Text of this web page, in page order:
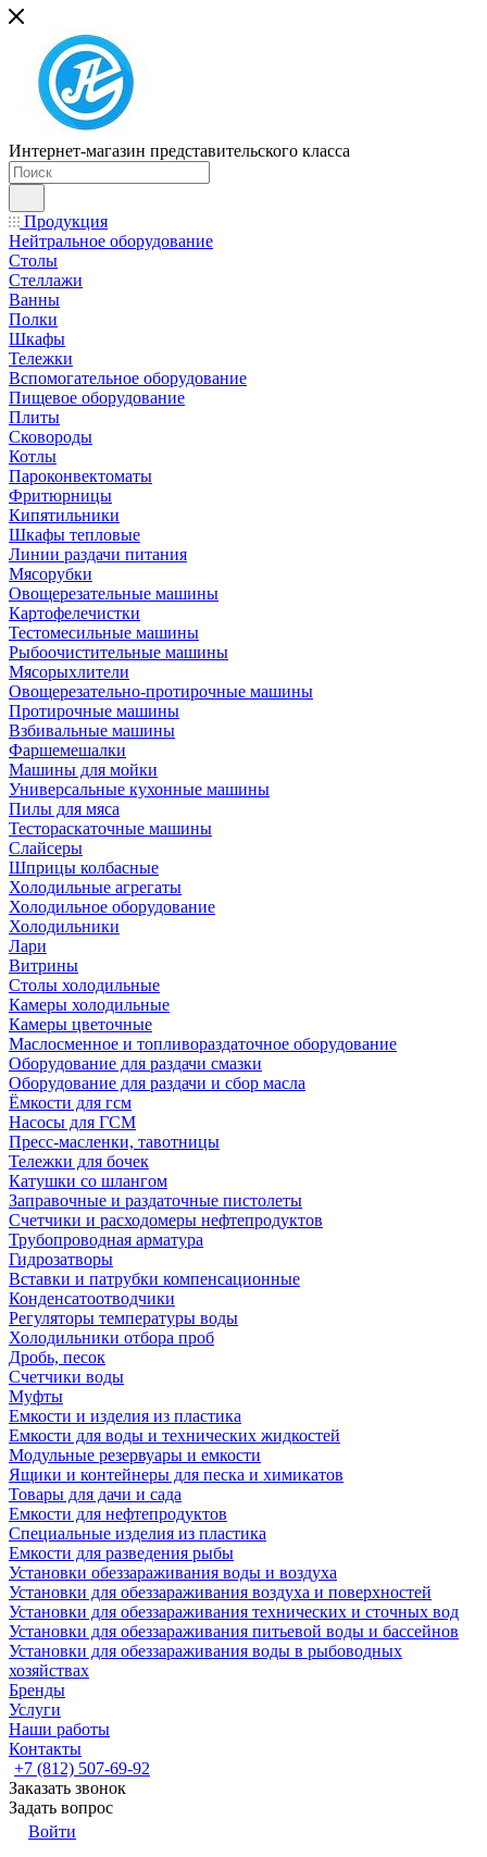
Интернет-магазин представительского класса
Продукция
Нейтральное оборудование
Столы
Стеллажи
Ванны
Полки
Шкафы
Тележки
Вспомогательное оборудование
Пищевое оборудование
Плиты
Сковороды
Котлы
Пароконвектоматы
Фритюрницы
Кипятильники
Шкафы тепловые
Линии раздачи питания
Мясорубки
Овощерезательные машины
Картофелечистки
Тестомесильные машины
Рыбоочистительные машины
Мясорыхлители
Овощерезательно-протирочные машины
Протирочные машины
Взбивальные машины
Фаршемешалки
Машины для мойки
Универсальные кухонные машины
Пилы для мяса
Тестораскаточные машины
Слайсеры
Шприцы колбасные
Холодильные агрегаты
Холодильное оборудование
Холодильники
Лари
Витрины
Столы холодильные
Камеры холодильные
Камеры цветочные
Маслосменное и топливораздаточное оборудование
Оборудование для раздачи смазки
Оборудование для раздачи и сбор масла
Ёмкости для гсм
Насосы для ГСМ
Пресс-масленки, тавотницы
Тележки для бочек
Катушки со шлангом
Заправочные и раздаточные пистолеты
Счетчики и расходомеры нефтепродуктов
Трубопроводная арматура
Гидрозатворы
Вставки и патрубки компенсационные
Конденсатоотводчики
Регуляторы температуры воды
Холодильники отбора проб
Дробь, песок
Счетчики воды
Муфты
Емкости и изделия из пластика
Емкости для воды и технических жидкостей
Модульные резервуары и емкости
Ящики и контейнеры для песка и химикатов
Товары для дачи и сада
Емкости для нефтепродуктов
Специальные изделия из пластика
Емкости для разведения рыбы
Установки обеззараживания воды и воздуха
Установки для обеззараживания воздуха и поверхностей
Установки для обеззараживания технических и сточных вод
Установки для обеззараживания питьевой воды и бассейнов
Установки для обеззараживания воды в рыбоводных
хозяйствах
Бренды
Услуги
Наши работы
Контакты
+7 (812) 507-69-92
Заказать звонок
Задать вопрос
Войти